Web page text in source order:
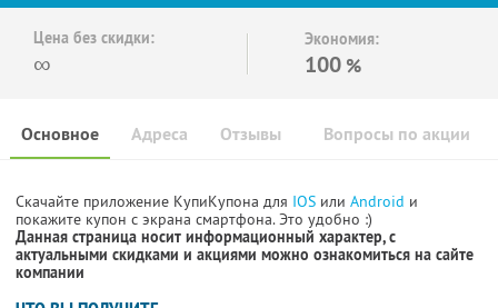
Цена без скидки:
∞
Экономия:
100 %
Основное Отзывы Вопросы по акции
Адреса
Скачайте приложение КупиКупона для IOS или Android и
покажите купон с экрана смартфона. Это удобно :)
Данная страница носит информационный характер, с
актуальными скидками и акциями можно ознакомиться на сайте
компании